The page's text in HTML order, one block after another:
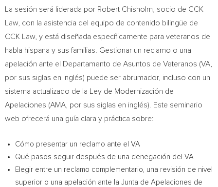
La sesión será liderada por Robert Chisholm, socio de CCK
Law, con la asistencia del equipo de contenido bilingüe de
CCK Law, y está diseñada específicamente para veteranos de
habla hispana y sus familias. Gestionar un reclamo o una
apelación ante el Departamento de Asuntos de Veteranos (VA,
por sus siglas en inglés) puede ser abrumador, incluso con un
sistema actualizado de la Ley de Modernización de
Apelaciones (AMA, por sus siglas en inglés). Este seminario
web ofrecerá una guía clara y práctica sobre:
Cómo presentar un reclamo ante el VA
Qué pasos seguir después de una denegación del VA
Elegir entre un reclamo complementario, una revisión de nivel
superior o una apelación ante la Junta de Apelaciones de